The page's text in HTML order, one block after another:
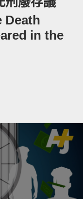
Death
in the